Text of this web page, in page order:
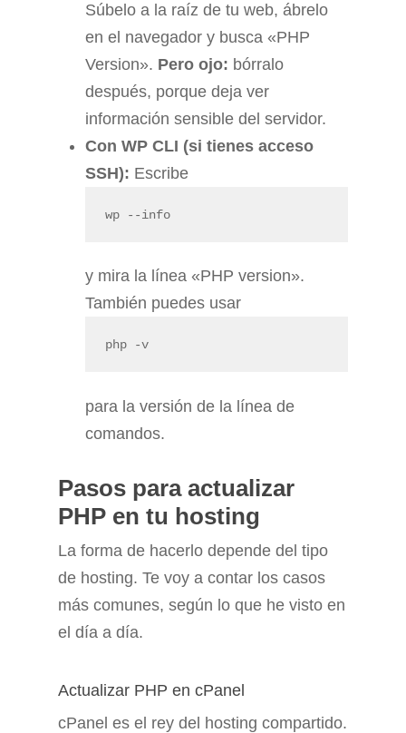
Súbelo a la raíz de tu web, ábrelo
en el navegador y busca «PHP
Version». Pero ojo: bórralo
después, porque deja ver
información sensible del servidor.
Con WP CLI (si tienes acceso
SSH): Escribe
wp --info
y mira la línea «PHP version».
También puedes usar
php -v
para la versión de la línea de
comandos.
Pasos para actualizar
PHP en tu hosting
La forma de hacerlo depende del tipo
de hosting. Te voy a contar los casos
más comunes, según lo que he visto en
el día a día.
Actualizar PHP en cPanel
cPanel es el rey del hosting compartido.